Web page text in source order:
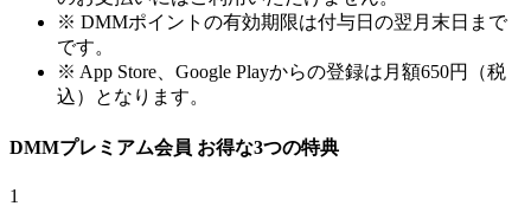
※ DMMポイントの有効期限は付与日の翌月末日まで
です。
※ App Store、Google Playからの登録は月額650円（税
込）となります。
DMMプレミアム会員 お得な3つの特典
1